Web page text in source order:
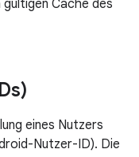
Cache des
eines Nutzers
Nutzer-ID). Die